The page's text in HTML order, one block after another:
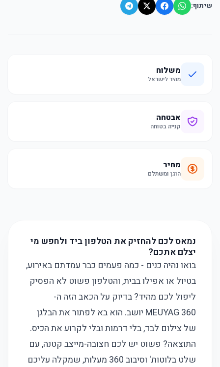
שיתוף:
משלוח
מהיר לישראל
אבטחה
קנייה בטוחה
מחיר
הוגן ומשתלם
נמאס לכם להחזיק את הטלפון ביד ולחפש מי
יצלם אתכם?
בואו נהיה כנים - כמה פעמים כבר עמדתם באירוע,
בטיול או אפילו בבית, והטלפון פשוט לא הפסיק
ליפול לכם מהיד? בדיוק על הכאב הזה ה-
MEUYAG 360 יושב. הוא בא לפתור את הבלגן
של צילום לבד, בלי דרמות ובלי לקרוע את הכיס.
התוצאה? פשוט יש לכם חצובה-מייצב קטנה, עם
שלט בלוטות' וסיבוב 360 מעלות, שמקלה עליכם